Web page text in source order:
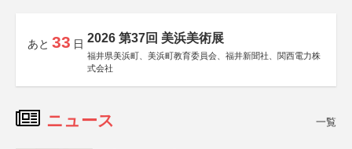
あと 33 日 2026 第37回 美浜美術展
福井県美浜町、美浜町教育委員会、福井新聞社、関西電力株
式会社
ニュース 一覧